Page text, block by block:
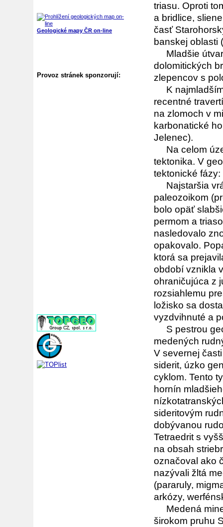
triasu. Oproti
a bridlice,
časť
banskej oblasti
Mladšie
dolomitických
zlepencov s
K najmladším
recentné
na zlomoch v
karbonatické
Jelenec).
Na celom
tektonika. V
tektonické fázy:
Najstaršia
paleozoikom
bolo opäť
permom a
nasledovalo
opakovalo.
ktorá sa
období vznikla
ohraničujúca z
rozsiahlemu
ložisko sa
vyzdvihnuté a
S pestrou
medených
V severnej
siderit, úzko
cyklom. Tento
hornín
sideritovým
dobývanou
Tetraedrit s
na obsah
označoval ako
nazývali žltá
(pararuly,
arkózy,
Medená
širokom pruhu
Geologické mapy ČR on-line
Provoz stránek sponzorují: